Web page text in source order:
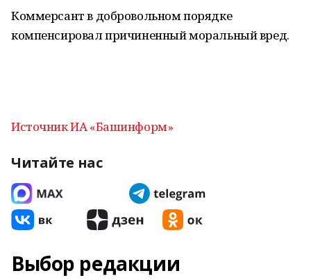
Коммерсант в добровольном порядке
компенсировал причиненный моральный вред.
Источник ИА «Башинформ»
Читайте нас
Выбор редакции